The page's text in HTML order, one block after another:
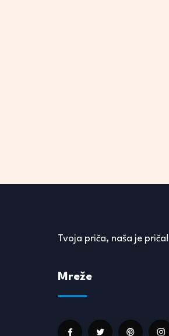
Tvoja priča, naša je priča!
Mreže